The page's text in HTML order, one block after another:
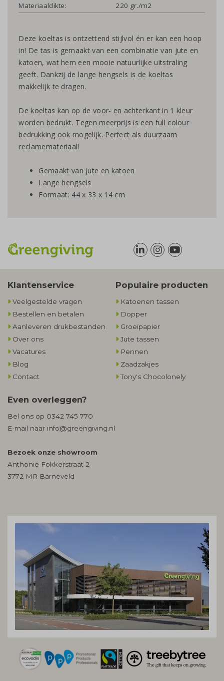
Materiaaldikte:
220 gr./m2
Deze koeltas is ontzettend stijlvol én er kan een hoop
in! De tas is gemaakt van een combinatie van jute en
katoen, wat hem een mooie natuurlijke uitstraling
geeft. Dankzij de lange hengsels is de koeltas
makkelijk te dragen.
De koeltas kan op de voor- en achterkant in 1 kleur
worden bedrukt. Tegen meerprijs is een full colour
bedrukking ook mogelijk. Perfect als duurzaam
reclamemateriaal!
Gemaakt van jute en katoen
Lange hengsels
Formaat: 44 x 33 x 14 cm
Klantenservice
Veelgestelde vragen
Bestellen en betalen
Aanleveren drukbestanden
Over ons
Vacatures
Blog
Contact
Populaire producten
Katoenen tassen
Dopper
Groeipapier
Jute tassen
Pennen
Zaadzakjes
Tony's Chocolonely
Even overleggen?
Bel ons op 0342 745 770
E-mail naar info@greengiving.nl
Bezoek onze showroom
Anthonie Fokkerstraat 2
3772 MR Barneveld